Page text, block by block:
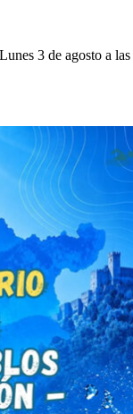
3 de agosto a las